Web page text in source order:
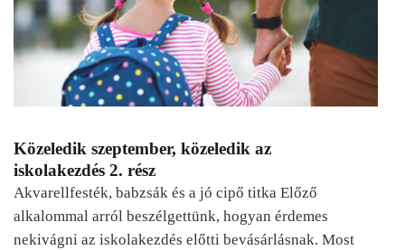
Közeledik szeptember, közeledik az
iskolakezdés 2. rész
Akvarellfesték, babzsák és a jó cipő titka Előző
alkalommal arról beszélgettünk, hogyan érdemes
nekivágni az iskolakezdés előtti bevásárlásnak. Most